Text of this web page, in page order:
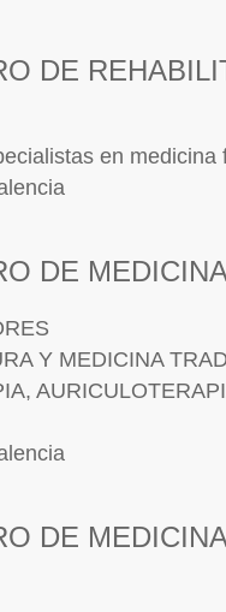
DE
en
DE
Y MEDICINA
DE